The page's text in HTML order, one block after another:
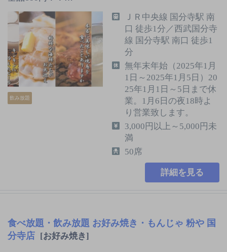
飲み放題
ＪＲ中央線 国分寺駅 南
口 徒歩1分／西武国分寺
線 国分寺駅 南口 徒歩1
分
無年末年始（2025年1月
1日～2025年1月5日）20
25年1月1日～5日まで休
業。1月6日の夜18時よ
り営業致します。
3,000円以上～5,000円未
満
50席
詳細を見る
食べ放題・飲み放題 お好み焼き・もんじゃ 粉や 国
分寺店 [お好み焼き]